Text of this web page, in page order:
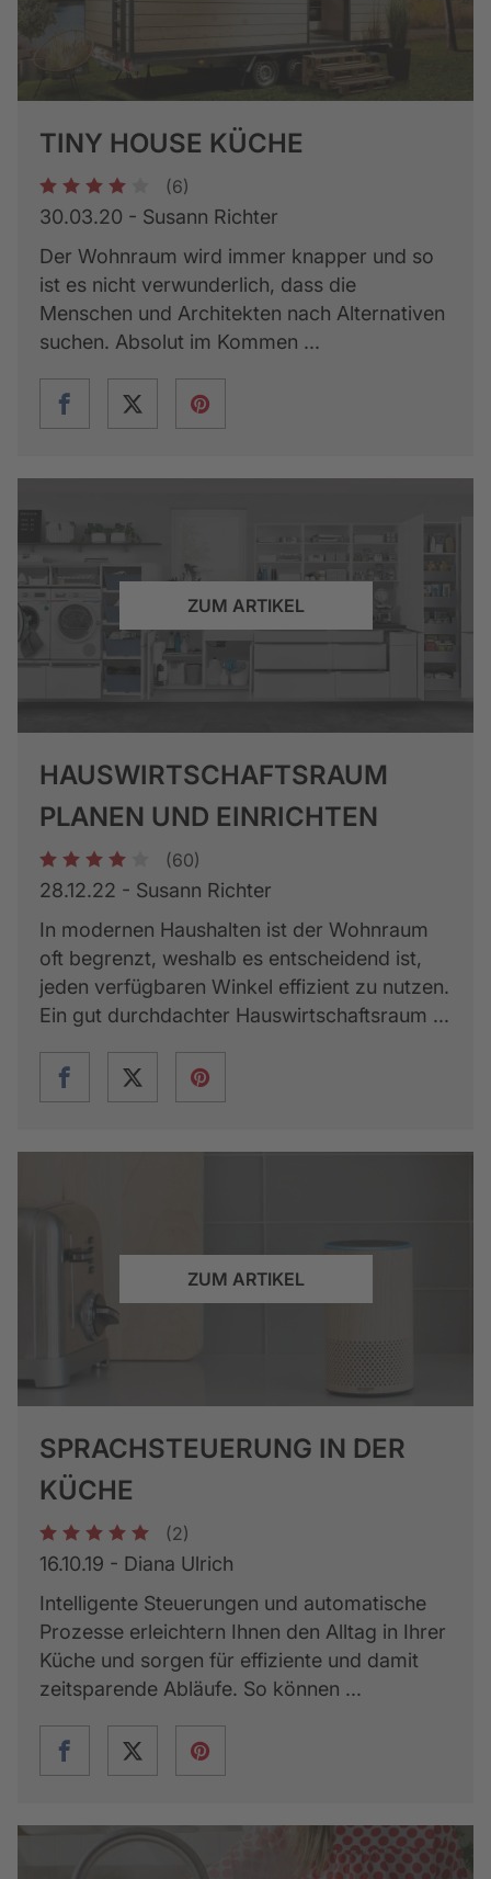
TINY HOUSE KÜCHE
1 2 3 4 (6)
30.03.20 - Susann Richter
Der Wohnraum wird immer knapper und so
ist es nicht verwunderlich, dass die
Menschen und Architekten nach Alternativen
suchen. Absolut im Kommen ...
ZUM ARTIKEL
HAUSWIRTSCHAFTSRAUM
PLANEN UND EINRICHTEN
1 2 3 4 (60)
28.12.22 - Susann Richter
In modernen Haushalten ist der Wohnraum
oft begrenzt, weshalb es entscheidend ist,
jeden verfügbaren Winkel effizient zu nutzen.
Ein gut durchdachter Hauswirtschaftsraum ...
ZUM ARTIKEL
SPRACHSTEUERUNG IN DER
KÜCHE
1 2 3 4 5 (2)
16.10.19 - Diana Ulrich
Intelligente Steuerungen und automatische
Prozesse erleichtern Ihnen den Alltag in Ihrer
Küche und sorgen für effiziente und damit
zeitsparende Abläufe. So können ...